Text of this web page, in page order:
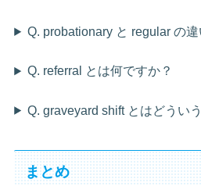
Q. probationary と regular の
Q. referral とは何ですか？
Q. graveyard shift とはどうい
まとめ